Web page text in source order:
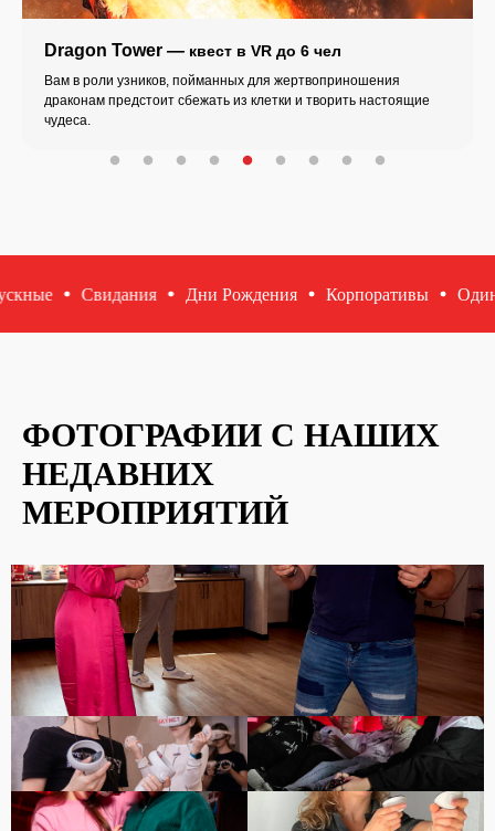
—квест в VR до 6 чел
пойманных для жертвоприношения
сбежать из клетки и творить настоящие
В одиночку или с
собственный
и командные игры Выпускные Свидания Дни
ФОТОГРАФИИ С НАШИХ
НЕДАВНИХ
МЕРОПРИЯТИЙ